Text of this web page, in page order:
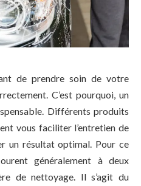
de prendre soin de votre
C’est pourquoi, un
Différents produits
vous faciliter l’entretien de
un résultat optimal. Pour ce
généralement à deux
de nettoyage. Il s’agit du